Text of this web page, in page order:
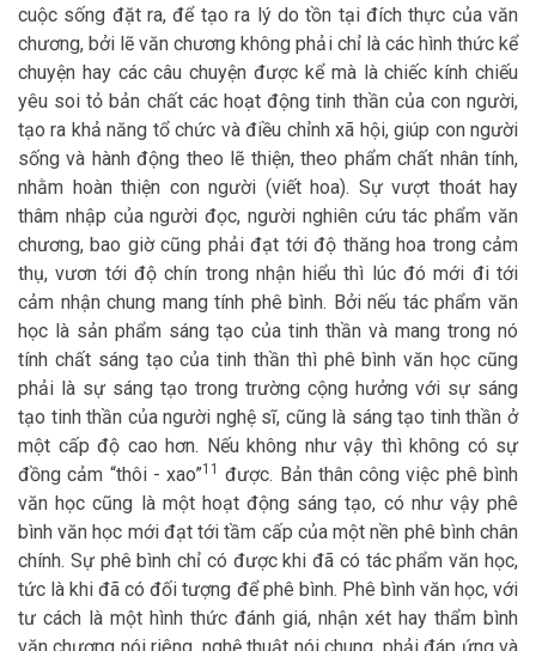
cuộc sống đặt ra, để tạo ra lý do tồn tại đích thực của văn
chương, bởi lẽ văn chương không phải chỉ là các hình thức kể
chuyện hay các câu chuyện được kể mà là chiếc kính chiếu
yêu soi tỏ bản chất các hoạt động tinh thần của con người,
tạo ra khả năng tổ chức và điều chỉnh xã hội, giúp con người
sống và hành động theo lẽ thiện, theo phẩm chất nhân tính,
nhằm hoàn thiện con người (viết hoa). Sự vượt thoát hay
thâm nhập của người đọc, người nghiên cứu tác phẩm văn
chương, bao giờ cũng phải đạt tới độ thăng hoa trong cảm
thụ, vươn tới độ chín trong nhận hiểu thì lúc đó mới đi tới
cảm nhận chung mang tính phê bình. Bởi nếu tác phẩm văn
học là sản phẩm sáng tạo của tinh thần và mang trong nó
tính chất sáng tạo của tinh thần thì phê bình văn học cũng
phải là sự sáng tạo trong trường cộng hưởng với sự sáng
tạo tinh thần của người nghệ sĩ, cũng là sáng tạo tinh thần ở
một cấp độ cao hơn. Nếu không như vậy thì không có sự
đồng cảm “thôi - xao”11 được. Bản thân công việc phê bình
văn học cũng là một hoạt động sáng tạo, có như vậy phê
bình văn học mới đạt tới tầm cấp của một nền phê bình chân
chính. Sự phê bình chỉ có được khi đã có tác phẩm văn học,
tức là khi đã có đối tượng để phê bình. Phê bình văn học, với
tư cách là một hình thức đánh giá, nhận xét hay thẩm bình